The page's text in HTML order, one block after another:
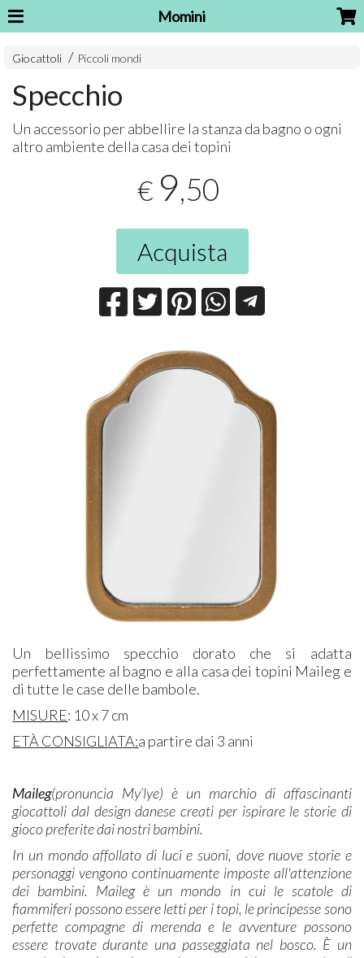
Momini
Giocattoli Piccoli mondi
Specchio
Un accessorio per abbellire la stanza da bagno o ogni
altro ambiente della casa dei topini
€ 9,50
Acquista
Un bellissimo specchio dorato che si adatta
perfettamente al bagno e alla casa dei topini Maileg e
di tutte le case delle bambole.
MISURE: 10 x 7 cm
ETÀ CONSIGLIATA:a partire dai 3 anni
Maileg(pronuncia My’lye) è un marchio di affascinanti
giocattoli dal design danese creati per ispirare le storie di
gioco preferite dai nostri bambini.
In un mondo affollato di luci e suoni, dove nuove storie e
personaggi vengono continuamente imposte all'attenzione
dei bambini. Maileg è un mondo in cui le scatole di
fiammiferi possono essere letti per i topi, le principesse sono
perfette compagne di merenda e le avventure possono
essere trovate durante una passeggiata nel bosco. È un